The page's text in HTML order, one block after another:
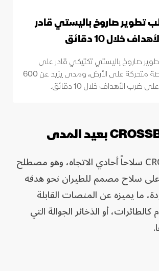
تطوير صاروخ باليستي قادر
خلال 10 دقائق
صاروخ باليستي تكتيكي قادر على
الإطلاق من منصة متحركة على الأرض، ومدى يزيد عن 600
ضرب الأهداف خلال 10 دقائق.
ويعد CROSSBOW سلاحاً أحادي الاتجاه، وهو مصطلح
سلاح مصمم للطيران نحو هدفه
ما يميزه عن المنصات القابلة
كالطائرات، أو الذخائر الجوالة التي